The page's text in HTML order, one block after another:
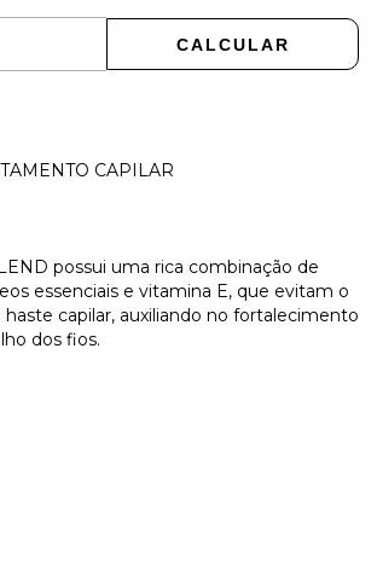
CALCULAR
CAPILAR
possui uma rica combinação de
essenciais e vitamina E, que evitam o
capilar, auxiliando no fortalecimento
dos fios.